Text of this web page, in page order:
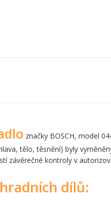
značky BOSCH, model
tělo, těsnění) byly
závěrečné kontroly v
dílů: